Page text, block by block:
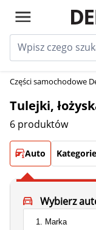
Części samochodowe
Tulejki,
6 produktów
Auto
Wybierz